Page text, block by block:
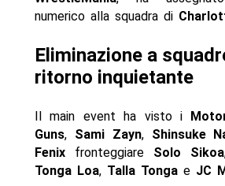
numerico alla squadra di
Eliminazione a
ritorno inquietante
Il main event ha visto i
Guns, Sami Zayn, Shinsuke
Fenixfronteggiare Solo Sikoa
Tonga Loa, Talla Tongae JC